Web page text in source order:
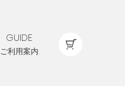
GUIDE
ご利用案内